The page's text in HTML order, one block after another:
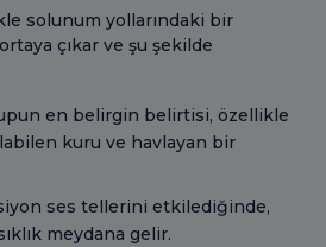
solunum yollarındaki bir
çıkar ve şu şekilde
en belirgin belirtisi, özellikle
kuru ve havlayan bir
ses tellerini etkilediğinde,
meydana gelir.